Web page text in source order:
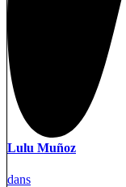
Lulu Muñoz
dans